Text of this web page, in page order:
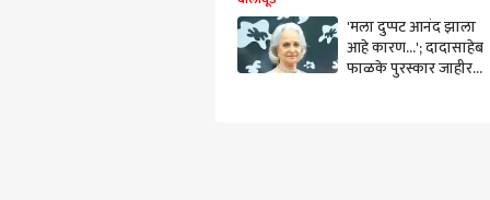
'मला दुप्पट आनंद झाला
आहे कारण...'; दादासाहेब
फाळके पुरस्कार जाहीर